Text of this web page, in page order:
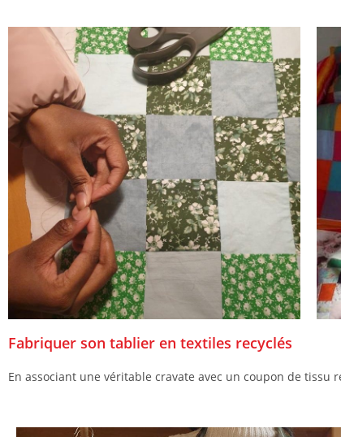
Fabriquer son tablier en textiles recyclés
En associant une véritable cravate avec un coupon de